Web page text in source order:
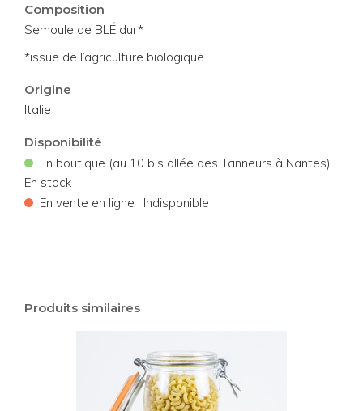
Composition
Semoule de BLÉ dur*
*issue de l’agriculture biologique
Origine
Italie
Disponibilité
• En boutique (au 10 bis allée des Tanneurs à Nantes) :
En stock
• En vente en ligne : Indisponible
Produits similaires